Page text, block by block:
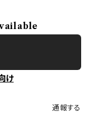
け
通報する